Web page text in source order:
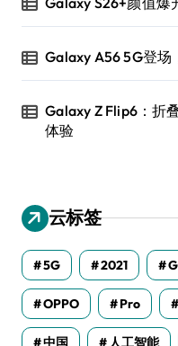
Galaxy A56 5G登场
Galaxy Z Flip6：折
体验
云标签
5G 2021
OPPO Pro
中国 人工智能